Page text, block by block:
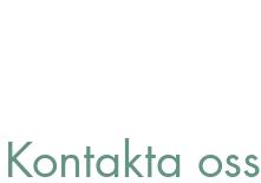
Kontakta oss